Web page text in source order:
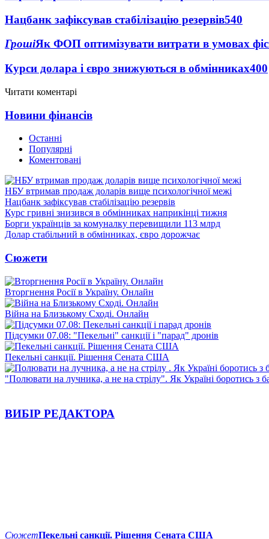
Нацбанк зафіксував стабілізацію резервів540
ГрошіЯк ФОП оптимізувати витрати в умовах
Курси долара і євро знижуються в обмінниках400
Читати коментарі
Новини фінансів
Останні
Популярні
Коментовані
НБУ втримав продаж доларів вище психологічної межі
Нацбанк зафіксував стабілізацію резервів
Курс гривні знизився в обмінниках наприкінці тижня
Борги українців за комуналку перевищили 113 млрд
Долар стабільний в обмінниках, євро дорожчає
Сюжети
Вторгнення Росії в Україну. Онлайн
Війна на Близькому Сході. Онлайн
Підсумки 07.08: "Пекельні" санкції і "парад" дронів
Пекельні санкції. Рішення Сената США
"Полювати на лучника, а не на стрілу". Як Україні боротись з
ВИБІР РЕДАКТОРА
СюжетПекельні санкції. Рішення Сената США